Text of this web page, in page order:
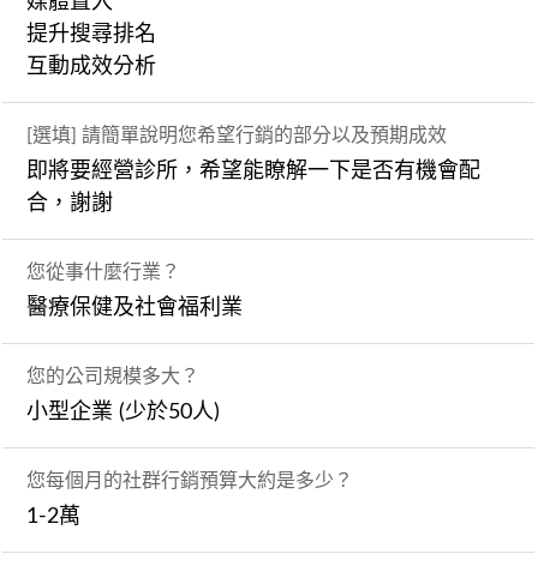
提升搜尋排名
互動成效分析
[選填] 請簡單說明您希望行銷的部分以及預期成效
即將要經營診所，希望能瞭解一下是否有機會配
合，謝謝
您從事什麼行業？
醫療保健及社會福利業
您的公司規模多大？
小型企業 (少於50人)
您每個月的社群行銷預算大約是多少？
1-2萬